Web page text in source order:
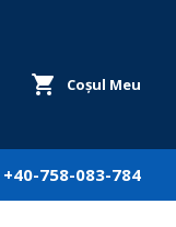
Coșul Meu
+40-758-083-784